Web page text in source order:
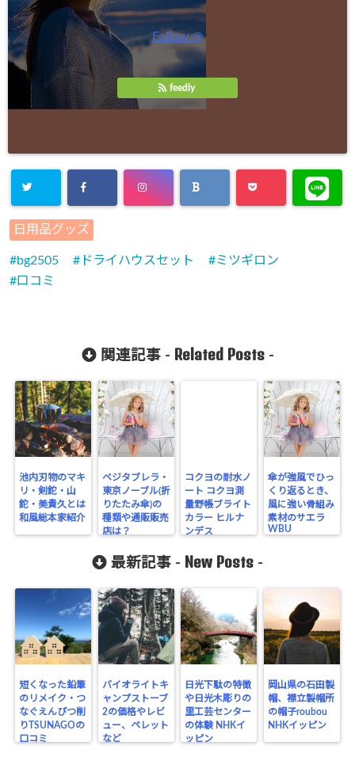
Follow @
feedly
日用品グッズ
bg2505 ドライハウスセット
ミツギロン
口コミ
関連記事 - Related Posts-
池内刃物のマキ
リ・剣鉈・山
鉈・美貴久とは
和風総本家紹介
ベジタブレラ・
東京ノーブル(折
りたたみ傘)の
種類や通販販売
店は？
コクヨの耐水ノ
ート コクヨ測
量野帳ブライト
カラー ヒルナ
ンデス
傘が強風でひっ
くり返るとき、
風に強い骨組み
素材のサエラ
WBU
最新記事 - New Posts -
短くなった鉛筆
のリメイク・つ
なぐえんぴつ削
りTSUNAGOの
口コミ
バイオライトキ
ャンプストーブ
2の価格やレビ
ュー、ペレット
など
日光下駄の特徴
や日光木彫りの
里工芸センター
の体験 NHKイ
ッピン
岡山県の石田製
帽、襟立製帽所
の帽子roubou
NHKイッピン